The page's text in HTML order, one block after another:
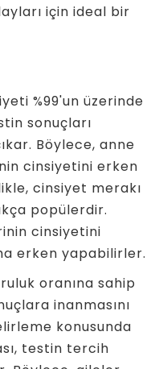
için ideal bir
%99'un üzerinde
sonuçları
Böylece, anne
cinsiyetini erken
cinsiyet merakı
popülerdir.
cinsiyetini
erken yapabilirler.
oranına sahip
inanmasını
konusunda
testin tercih